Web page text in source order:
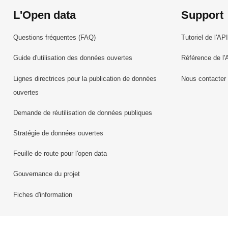
L'Open data
Questions fréquentes (FAQ)
Guide d'utilisation des données ouvertes
Lignes directrices pour la publication de données
ouvertes
Demande de réutilisation de données publiques
Stratégie de données ouvertes
Feuille de route pour l'open data
Gouvernance du projet
Fiches d'information
Support
Tutoriel de l'API
Référence de
Nous contacter